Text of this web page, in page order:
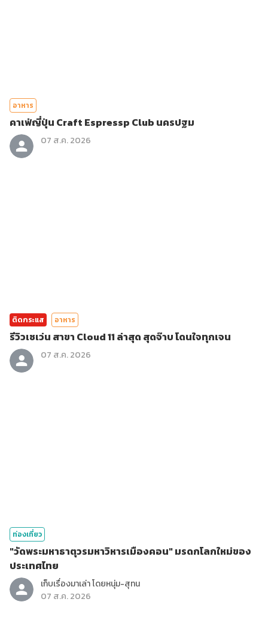
อาหาร
คาเฟ่ญี่ปุ่น Craft Espressp Club นครปฐม
07 ส.ค. 2026
ติดกระแส อาหาร
รีวิวเซเว่น สาขา Cloud 11 ล่าสุด สุดจ๊าบ โดนใจทุกเจน
07 ส.ค. 2026
ท่องเที่ยว
"วัดพระมหาธาตุวรมหาวิหารเมืองคอน" มรดกโลกใหม่ของ
ประเทศไทย
เก็บเรื่องมาเล่า โดยหนุ่ม-สุทน
07 ส.ค. 2026